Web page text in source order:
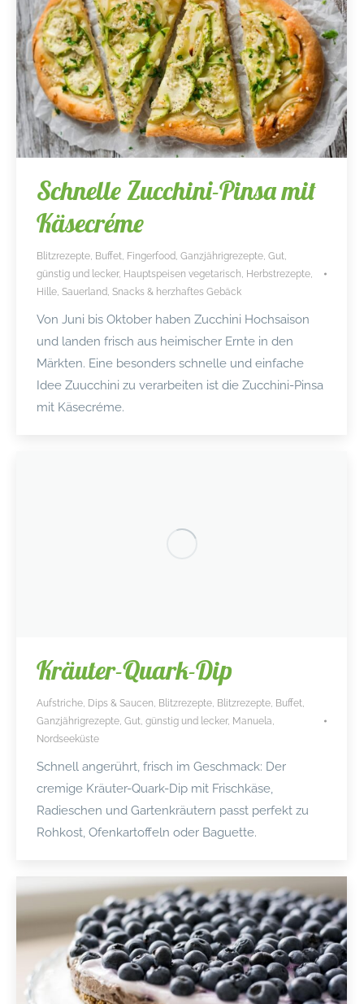
Schnelle Zucchini-Pinsa mit
Käsecréme
Blitzrezepte Buffet Fingerfood Ganzjährigrezepte Gut,
günstig und lecker, Hauptspeisen vegetarisch Herbstrezepte
Hille Sauerland Snacks & herzhaftes Gebäck
Von Juni bis Oktober haben Zucchini Hochsaison
und landen frisch aus heimischer Ernte in den
Märkten. Eine besonders schnelle und einfache
Idee Zuucchini zu verarbeiten ist die Zucchini-Pinsa
mit Käsecréme.
Kräuter-Quark-Dip
Aufstriche, Dips & Saucen, Blitzrezepte, Blitzrezepte, Buffet,
Ganzjährigrezepte, Gut, günstig und lecker, Manuela,
Nordseeküste
Schnell angerührt, frisch im Geschmack: Der
cremige Kräuter-Quark-Dip mit Frischkäse,
Radieschen und Gartenkräutern passt perfekt zu
Rohkost, Ofenkartoffeln oder Baguette.